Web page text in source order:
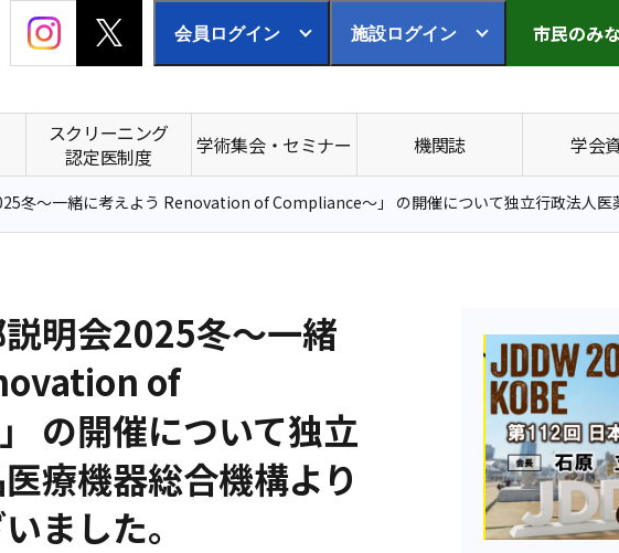
会員ログイン 施設ログイン 市民のみ
スクリーニング
認定医制度
学術集会・セミナー 機関誌 学会
～一緒に考えよう Renovation of Compliance～」 の開催について独立行政法人医薬品医療機器総
説明会2025冬～一緒
of
の開催について独立
療機器総合機構より
ました。